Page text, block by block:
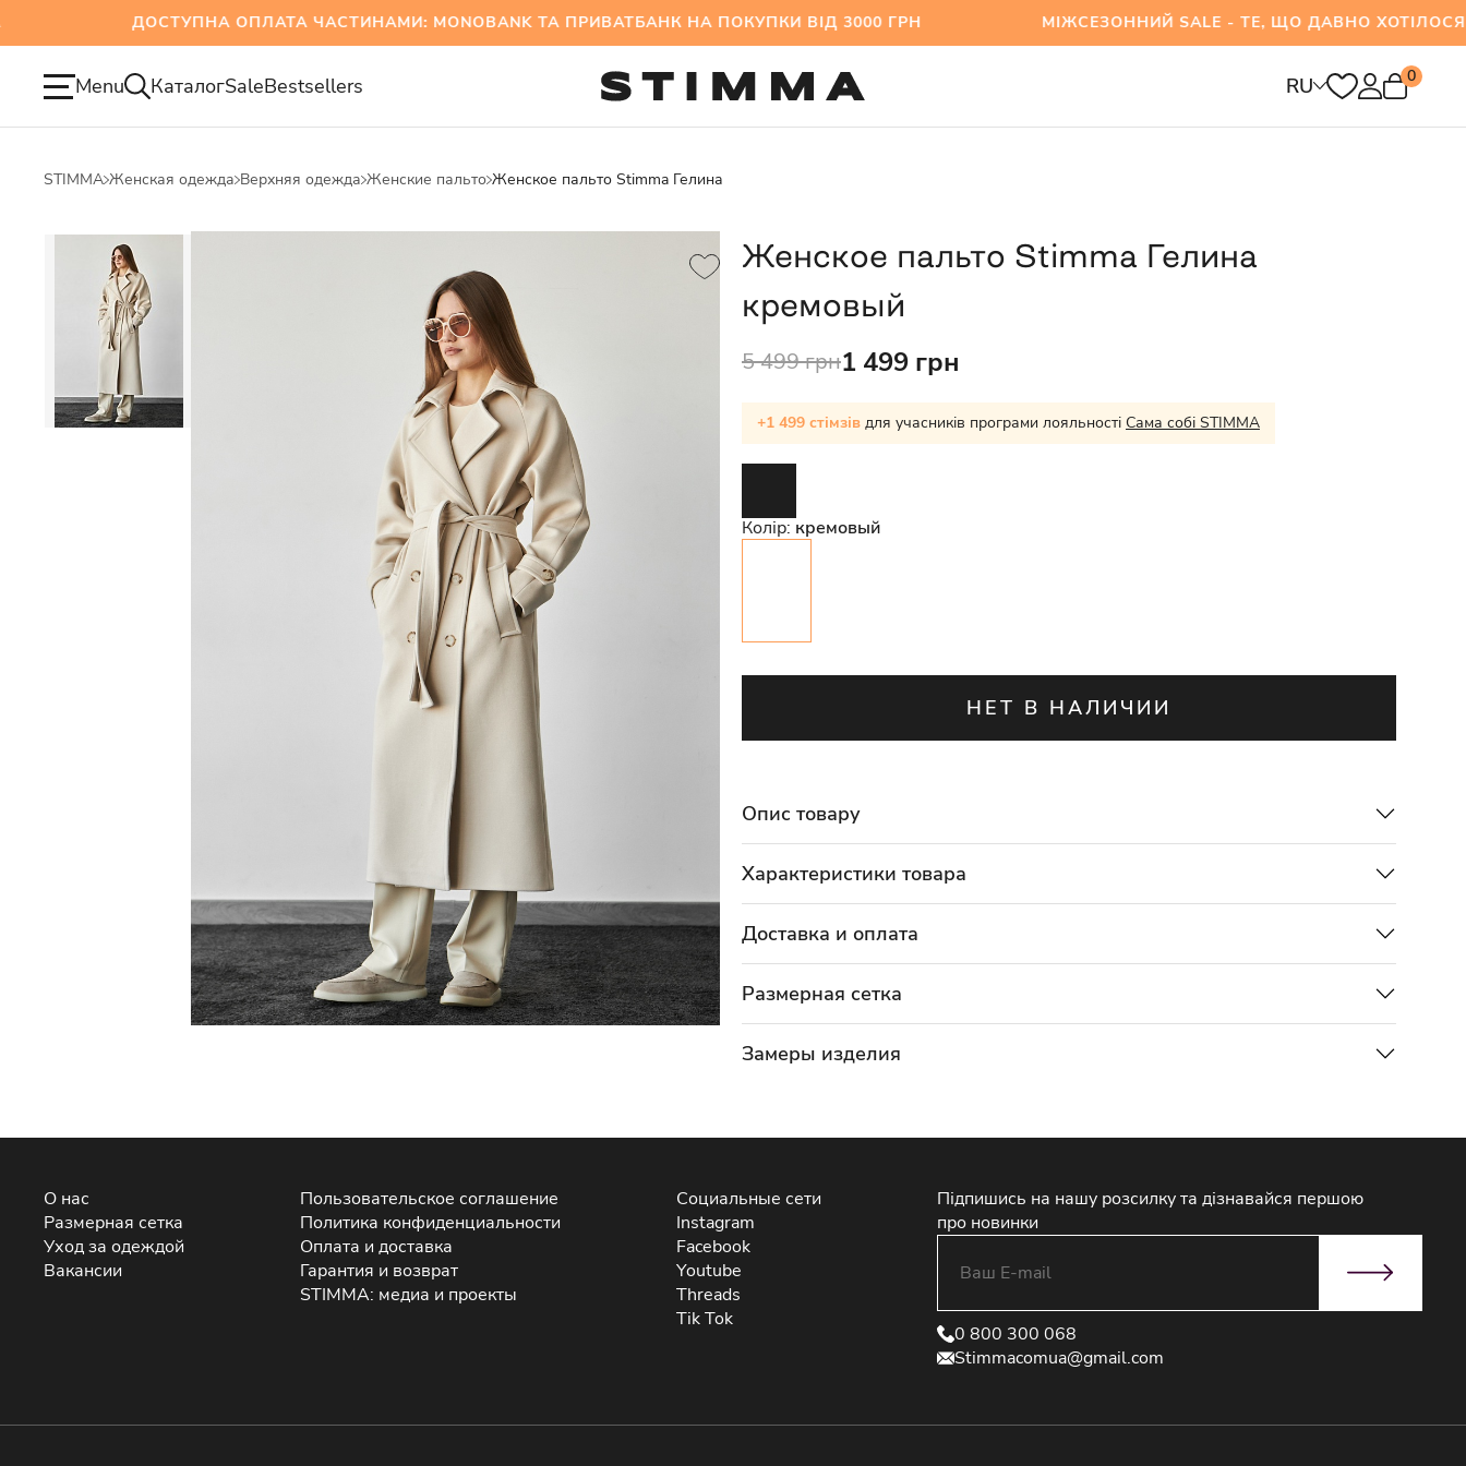
ДОСТУПНА ОПЛАТА ЧАСТИНАМИ: MONOBANK ТА ПРИВАТБАНК НА ПОКУПКИ ВІД 3000 ГРН МІЖСЕЗОННИЙ SALE - ТЕ, ЩО ДАВНО ХОТІЛОСЯ
Menu КаталогSaleBestsellers RU 0
STIMMA Женская одежда Верхняя одежда Женские пальто Женское пальто Stimma Гелина
Женское пальто Stimma Гелина
кремовый
5 499 грн1 499 грн
+1 499 стімзів для учасників програми лояльності Сама собі STIMMA
Колір: кремовый
НЕТ В НАЛИЧИИ
Опис товару
Характеристики товара
Доставка и оплата
Размерная сетка
Замеры изделия
О нас
Размерная сетка
Уход за одеждой
Вакансии
Пользовательское соглашение
Политика конфиденциальности
Оплата и доставка
Гарантия и возврат
STIMMA: медиа и проекты
Социальные сети
Instagram
Facebook
Youtube
Threads
Tik Tok
Підпишись на нашу розсилку та дізнавайся першою
про новинки
0 800 300 068
Stimmacomua@gmail.com